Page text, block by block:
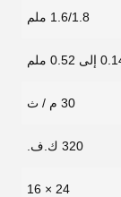
1.6/1.8 ملم
إلى 0.52 ملم
30 م / ث
320 ك.ف.
24 × 16